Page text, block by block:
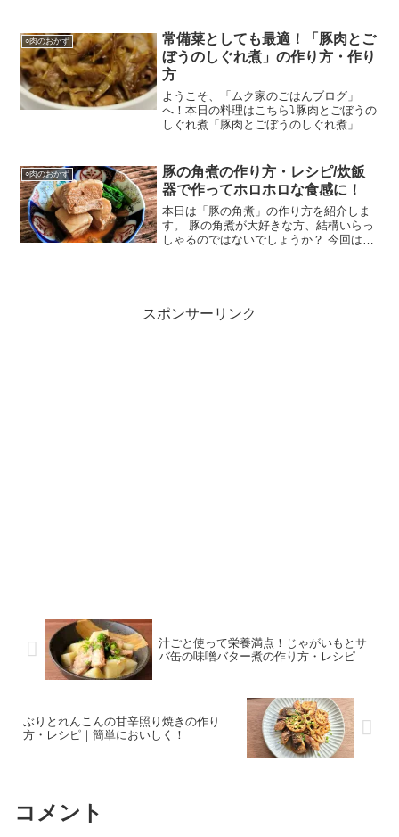
かったので、是非試してみてはいかがで
しょうか？さっそ...
○肉のおかず
常備菜としても最適！「豚肉とご
ぼうのしぐれ煮」の作り方・作り
方
ようこそ、「ムク家のごはんブログ」
へ！本日の料理はこちら⤵豚肉とごぼうの
しぐれ煮「豚肉とごぼうのしぐれ煮」で
思い切りがないと買えないので今回のレ
シピは豚肉を使いました。...
○肉のおかず
豚の角煮の作り方・レシピ/炊飯
器で作ってホロホロな食感に！
本日は「豚の角煮」の作り方を紹介しま
す。 豚の角煮が大好きな方、結構いらっ
しゃるのではないでしょうか？ 今回はそ
スポンサーリンク
汁ごと使って栄養満点！じゃがいもとサ
バ缶の味噌バター煮の作り方・レシピ
ぶりとれんこんの甘辛照り焼きの作り
方・レシピ｜簡単においしく！
コメント